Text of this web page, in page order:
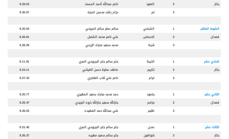
بكار
2 العنود ناصر عبدالله أحمد المسند
9.29.03
3
تم حزام راشد محسن انديله 9.30.07
الشوط العاشر 1 الشبابي سالم صقر سالم المريخي
9.25.03
قعدان
2 الحساس علي ناصر محمد الشنجل
9.26.81
3
شرط محمد سعيد مبارك الزرعي 9.28.29
الحادي عشر 1 الذيبة جابر سالم جابر الجربوعي المري
9.11.91
بكار
2 تكريم عاطف عطية حسن القرشي
9.24.11
3
غرام ناصر علي ثلاب الهاجري 9.27.33
الثاني عشر 1 جلمود حمد محمد مبارك سعيد المهيري
9.20.77
قعدان
2 مزاحم جارالله سعيد جارالله ذروه البريدي
9.25.47
3
ظليم علي عبدالله حمد الفهيده 9.26.03
الثالث عشر 1 صدى جابر سالم جابر الجربوعي المري
9.21.45
بكار
2 شواهين جابر سالم سعيد مهيره
9.26.37